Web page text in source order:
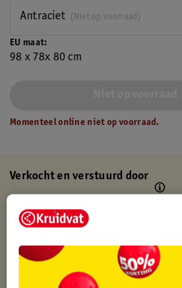
EU maat
98 x 78x 80 cm
(Niet op voorraad)
Antraciet
Momenteel online niet op voorraad.
Verkocht en verstuurd door
Gratis thuisbezorgd
Gratis retourneren via verkooppartner.
Gratis punten met je Kruidvat kaart